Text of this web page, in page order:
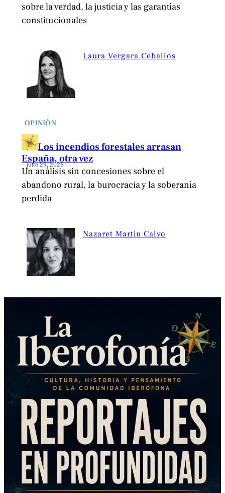
sobre la verdad, la justicia y las garantías
constitucionales
Laura Vergara Ceballos
OPINIÓN
Los incendios forestales arrasan
España, otra vez
julio 29, 2026
Un análisis sin concesiones sobre el
abandono rural, la burocracia y la soberanía
perdida
Nazaret Martín Calvo